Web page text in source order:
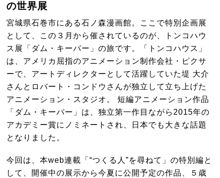
の世界展
宮城県石巻市にある石ノ森漫画館。ここで特別企画展
として、この３月から催されているのが、トンコハウ
ス展「ダム・キーパー」の旅です。「トンコハウス」
は、アメリカ屈指のアニメーション制作会社・ピクサ
ーで、アートディレクターとして活躍していた堤 大介
さんとロバート・コンドウさんが独立して立ち上げた
アニメーション・スタジオ。 短編アニメーション作品
「ダム・キーパー」は、独立第一作目ながら2015年の
アカデミー賞にノミネートされ、日本でも大きな話題
となりました。
今回は、本web連載「“つくる人”を尋ねて」の特別編と
して、開催中の展示から今夏に公開予定の作品、５歳